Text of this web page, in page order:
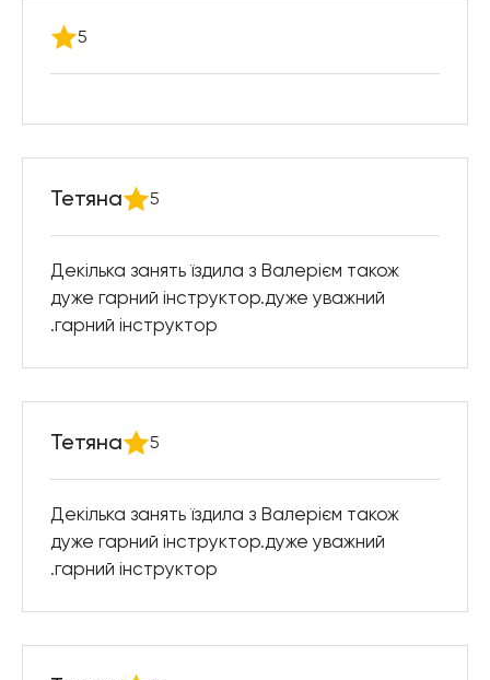
5
Тетяна 5
Декілька занять їздила з Валерієм також
дуже гарний інструктор.дуже уважний
.гарний інструктор
Тетяна 5
Декілька занять їздила з Валерієм також
дуже гарний інструктор.дуже уважний
.гарний інструктор